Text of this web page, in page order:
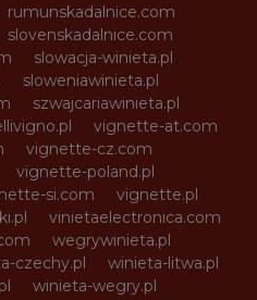
rumunskadalnice.com
slovenskadalnice.com
slowacja-winieta.pl
sloweniawinieta.pl
szwajcariawinieta.pl
vignette-at.com
vignette-cz.com
vignette-poland.pl
si.com
vignette.pl
vinietaelectronica.com
wegrywinieta.pl
czechy.pl
winieta-litwa.pl
winieta-wegry.pl